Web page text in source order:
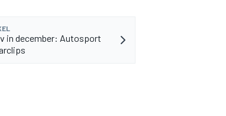
in december: Autosport